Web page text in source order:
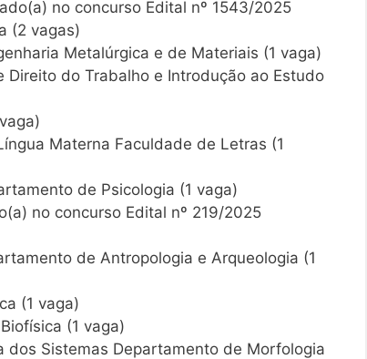
no concurso Edital nº 1543/2025
(2 vagas)
Metalúrgica e de Materiais (1 vaga)
do Trabalho e Introdução ao Estudo
Materna Faculdade de Letras (1
de Psicologia (1 vaga)
no concurso Edital nº 219/2025
de Antropologia e Arqueologia (1
(1 vaga)
(1 vaga)
dos Sistemas Departamento de Morfologia